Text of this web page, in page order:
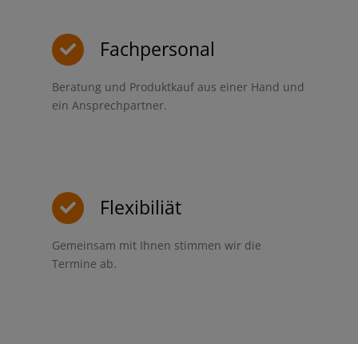
Fachpersonal
Beratung und Produktkauf aus einer Hand und
ein Ansprechpartner.
Flexibiliät
Gemeinsam mit Ihnen stimmen wir die
Termine ab.